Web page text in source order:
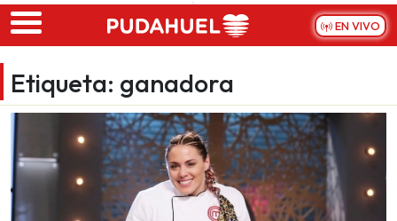
Skip to main content
EN VIVO
Etiqueta: ganadora